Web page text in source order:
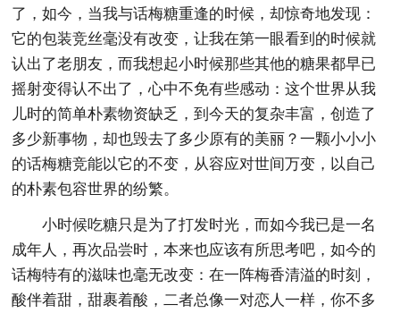
了，如今，当我与话梅糖重逢的时候，却惊奇地发现：
它的包装竞丝毫没有改变，让我在第一眼看到的时候就
认出了老朋友，而我想起小时候那些其他的糖果都早已
摇射变得认不出了，心中不免有些感动：这个世界从我
儿时的简单朴素物资缺乏，到今天的复杂丰富，创造了
多少新事物，却也毁去了多少原有的美丽？一颗小小小
的话梅糖竞能以它的不变，从容应对世间万变，以自己
的朴素包容世界的纷繁。
小时候吃糖只是为了打发时光，而如今我已是一名
成年人，再次品尝时，本来也应该有所思考吧，如今的
话梅特有的滋味也毫无改变：在一阵梅香清溢的时刻，
酸伴着甜，甜裹着酸，二者总像一对恋人一样，你不多